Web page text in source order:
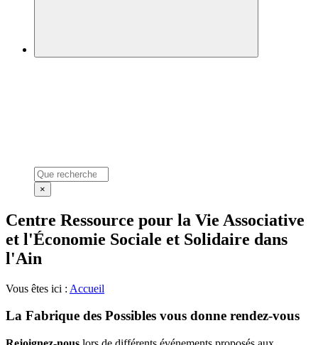
×
Centre Ressource pour la Vie Associative
et l'Économie Sociale et Solidaire dans
l'Ain
Vous êtes ici : Accueil
La Fabrique des Possibles vous donne rendez-vous